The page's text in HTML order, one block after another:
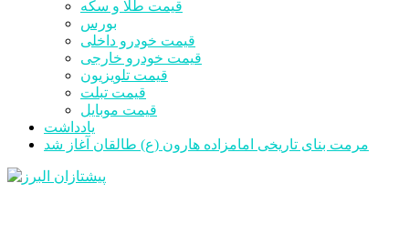
قیمت طلا و سکه
بورس
قیمت خودرو داخلی
قیمت خودرو خارجی
قیمت تلویزیون
قیمت تبلت
قیمت موبایل
یادداشت
مرمت بنای تاریخی امامزاده هارون (ع) طالقان آغاز شد